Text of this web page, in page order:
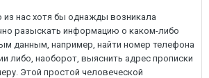
из нас хотя бы однажды возникала
разыскать информацию о каком-либо
данным, например, найти номер телефона
либо, наоборот, выяснить адрес прописки
Этой простой человеческой